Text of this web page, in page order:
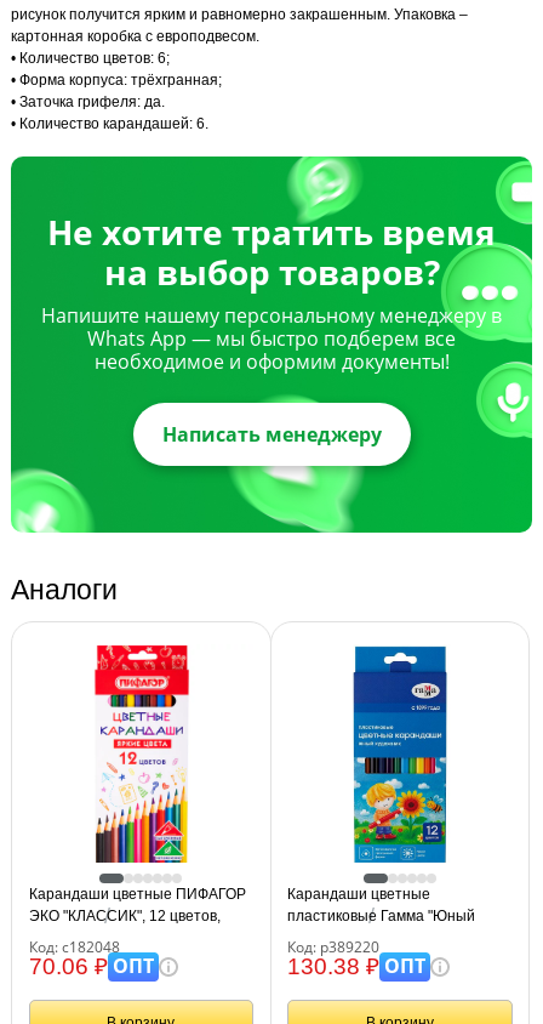
рисунок получится ярким и равномерно закрашенным. Упаковка –
картонная коробка с европодвесом.
• Количество цветов: 6;
• Форма корпуса: трёхгранная;
• Заточка грифеля: да.
• Количество карандашей: 6.
Не хотите тратить время
на выбор товаров?
Напишите нашему персональному менеджеру в
Whats App — мы быстро подберем все
необходимое и оформим документы!
Написать менеджеру
Аналоги
Карандаши цветные ПИФАГОР
ЭКО "КЛАССИК", 12 цветов,
Код: с182048
70.06 ₽ОПТ
Карандаши цветные
пластиковые Гамма "Юный
картон. упаковка, европодвес
Код: р389220
130.38 ₽ОПТ